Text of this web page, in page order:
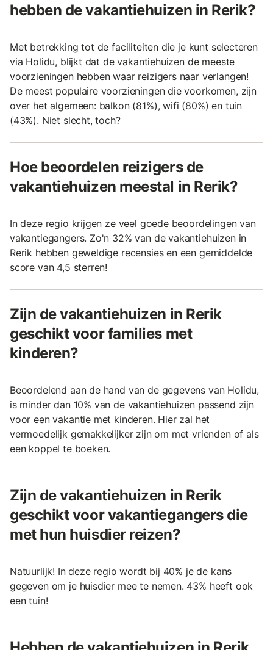
hebben de vakantiehuizen in Rerik?
Met betrekking tot de faciliteiten die je kunt selecteren
via Holidu, blijkt dat de vakantiehuizen de meeste
voorzieningen hebben waar reizigers naar verlangen!
De meest populaire voorzieningen die voorkomen, zijn
over het algemeen: balkon (81%), wifi (80%) en tuin
(43%). Niet slecht, toch?
Hoe beoordelen reizigers de
vakantiehuizen meestal in Rerik?
In deze regio krijgen ze veel goede beoordelingen van
vakantiegangers. Zo'n 32% van de vakantiehuizen in
Rerik hebben geweldige recensies en een gemiddelde
score van 4,5 sterren!
Zijn de vakantiehuizen in Rerik
geschikt voor families met
kinderen?
Beoordelend aan de hand van de gegevens van Holidu,
is minder dan 10% van de vakantiehuizen passend zijn
voor een vakantie met kinderen. Hier zal het
vermoedelijk gemakkelijker zijn om met vrienden of als
een koppel te boeken.
Zijn de vakantiehuizen in Rerik
geschikt voor vakantiegangers die
met hun huisdier reizen?
Natuurlijk! In deze regio wordt bij 40% je de kans
gegeven om je huisdier mee te nemen. 43% heeft ook
een tuin!